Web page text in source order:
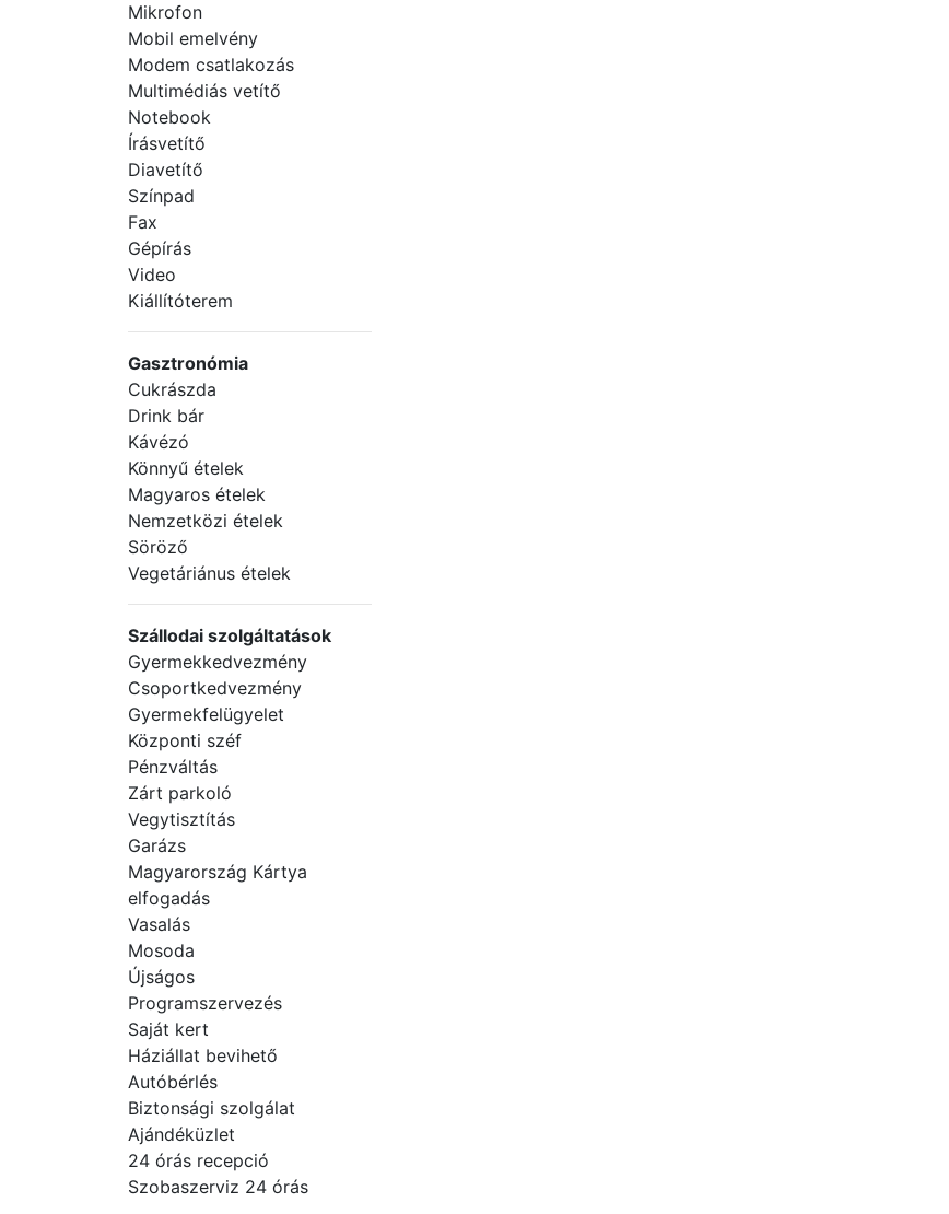
Mikrofon
Mobil emelvény
Modem csatlakozás
Multimédiás vetítő
Notebook
Írásvetítő
Diavetítő
Színpad
Fax
Gépírás
Video
Kiállítóterem
Gasztronómia
Cukrászda
Drink bár
Kávézó
Könnyű ételek
Magyaros ételek
Nemzetközi ételek
Söröző
Vegetáriánus ételek
Szállodai szolgáltatások
Gyermekkedvezmény
Csoportkedvezmény
Gyermekfelügyelet
Központi széf
Pénzváltás
Zárt parkoló
Vegytisztítás
Garázs
Magyarország Kártya
elfogadás
Vasalás
Mosoda
Újságos
Programszervezés
Saját kert
Háziállat bevihető
Autóbérlés
Biztonsági szolgálat
Ajándéküzlet
24 órás recepció
Szobaszerviz 24 órás